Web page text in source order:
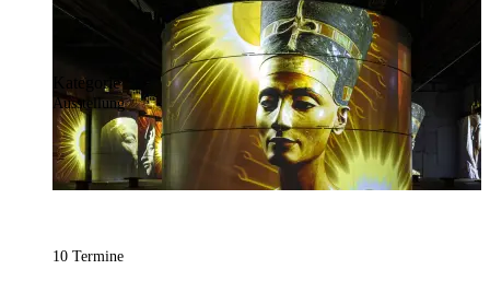
Kategorie
Ausstellung
10 Termine